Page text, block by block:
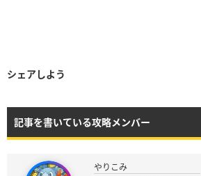
シェアしよう
記事を書いている攻略メンバー
やりこみ